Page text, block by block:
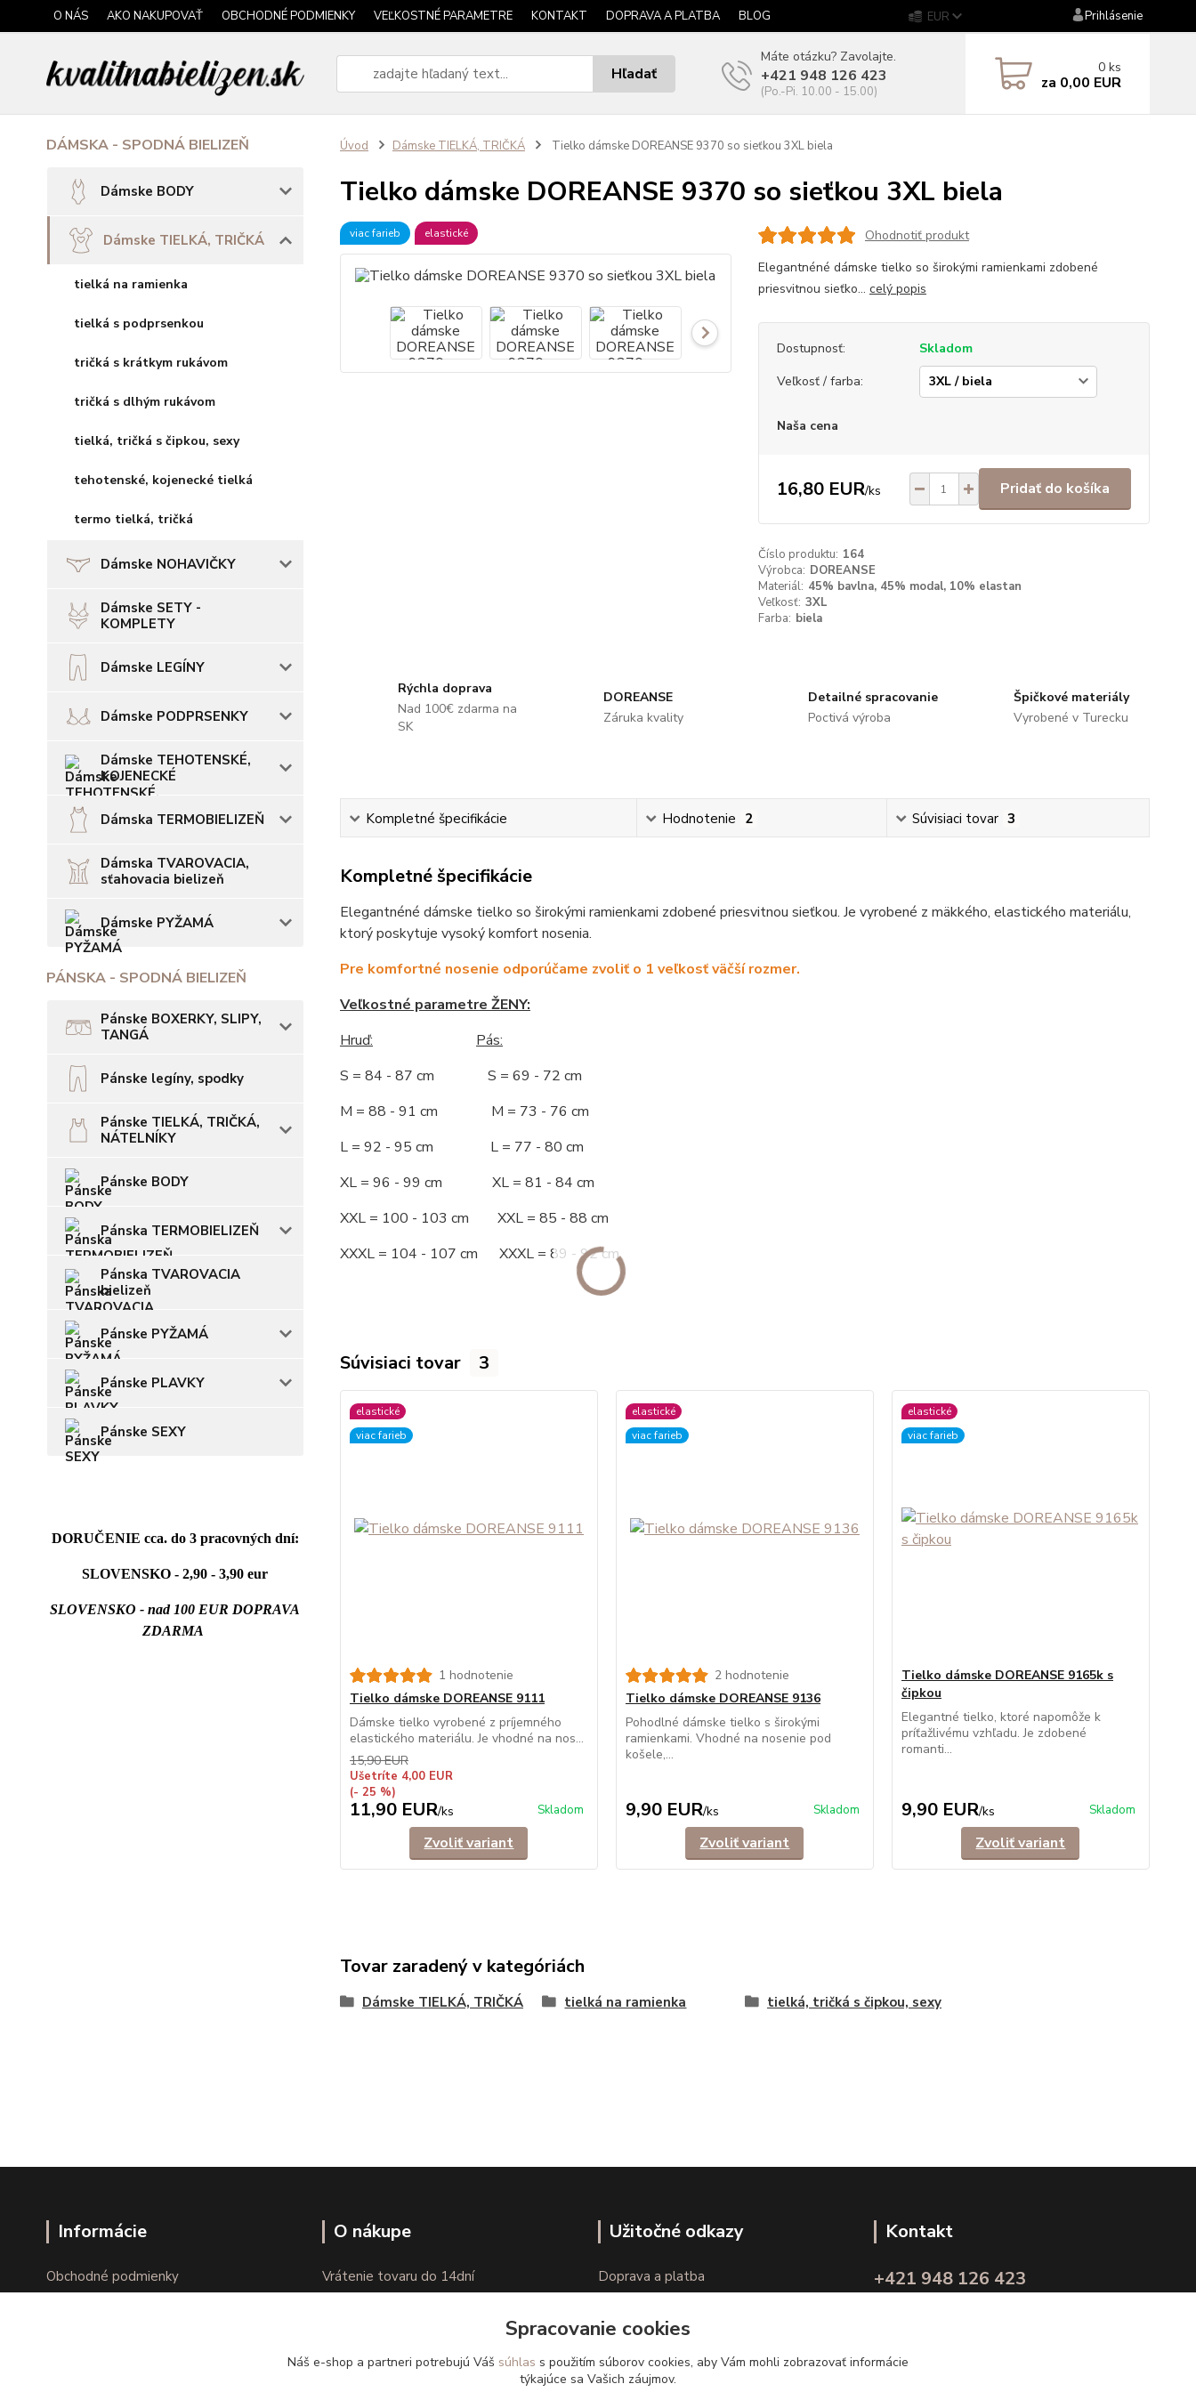
O NÁS AKO NAKUPOVAŤ OBCHODNÉ PODMIENKY VEĽKOSTNÉ PARAMETRE KONTAKT DOPRAVA A PLATBA BLOG EUR Prihlásenie
Hľadať
Máte otázku? Zavolajte.
+421 948 126 423
(Po.-Pi. 10.00 - 15.00)
0 ks
za 0,00 EUR
DÁMSKA - SPODNÁ BIELIZEŇ
Dámske BODY
Dámske TIELKÁ, TRIČKÁ
tielká na ramienka
tielká s podprsenkou
tričká s krátkym rukávom
tričká s dlhým rukávom
tielká, tričká s čipkou, sexy
tehotenské, kojenecké tielká
termo tielká, tričká
Dámske NOHAVIČKY
Dámske SETY -
KOMPLETY
Dámske LEGÍNY
Dámske PODPRSENKY
Dámske TEHOTENSKÉ,
KOJENECKÉ
Dámska TERMOBIELIZEŇ
Dámska TVAROVACIA,
sťahovacia bielizeň
Dámske PYŽAMÁ
PÁNSKA - SPODNÁ BIELIZEŇ
Pánske BOXERKY, SLIPY,
TANGÁ
Pánske legíny, spodky
Pánske TIELKÁ, TRIČKÁ,
NÁTELNÍKY
Pánske BODY
Pánska TERMOBIELIZEŇ
Pánska TVAROVACIA
bielizeň
Pánske PYŽAMÁ
Pánske PLAVKY
Pánske SEXY
DORUČENIE cca. do 3 pracovných dní:
SLOVENSKO - 2,90 - 3,90 eur
SLOVENSKO - nad 100 EUR DOPRAVA
ZDARMA
Úvod Dámske TIELKÁ, TRIČKÁ Tielko dámske DOREANSE 9370 so sieťkou 3XL biela
Tielko dámske DOREANSE 9370 so sieťkou 3XL biela
viac farieb elastické
Ohodnotiť produkt
Elegantnéné dámske tielko so širokými ramienkami zdobené
priesvitnou sieťko... celý popis
Dostupnosť:
Skladom
Veľkosť / farba:
Naša cena
16,80 EUR/ks Pridať do košíka
Číslo produktu: 164
Výrobca: DOREANSE
Materiál: 45% bavlna, 45% modal, 10% elastan
Veľkosť: 3XL
Farba: biela
Rýchla doprava
Nad 100€ zdarma na
SK
DOREANSE
Záruka kvality
Detailné spracovanie
Poctivá výroba
Špičkové materiály
Vyrobené v Turecku
Kompletné špecifikácie Hodnotenie 2 Súvisiaci tovar 3
Kompletné špecifikácie
Elegantnéné dámske tielko so širokými ramienkami zdobené priesvitnou sieťkou. Je vyrobené z mäkkého, elastického materiálu,
ktorý poskytuje vysoký komfort nosenia.
Pre komfortné nosenie odporúčame zvoliť o 1 veľkosť väčší rozmer.
Veľkostné parametre ŽENY:
Hruď:
Pás:
S = 84 - 87 cm S = 69 - 72 cm
M = 88 - 91 cm M = 73 - 76 cm
L = 92 - 95 cm L = 77 - 80 cm
XL = 96 - 99 cm XL = 81 - 84 cm
XXL = 100 - 103 cm XXL = 85 - 88 cm
XXXL = 104 - 107 cm XXXL = 89 - 92 cm
Súvisiaci tovar 3
elastické
viac farieb
1 hodnotenie
Tielko dámske DOREANSE 9111
Dámske tielko vyrobené z príjemného
elastického materiálu. Je vhodné na nos...
15,90 EUR
Ušetríte 4,00 EUR
(- 25 %)
11,90 EUR/ks Skladom
Zvoliť variant
elastické
viac farieb
2 hodnotenie
Tielko dámske DOREANSE 9136
Pohodlné dámske tielko s širokými
ramienkami. Vhodné na nosenie pod
košele,...
9,90 EUR/ks Skladom
Zvoliť variant
elastické
viac farieb
Tielko dámske DOREANSE 9165k s
čipkou
Elegantné tielko, ktoré napomôže k
príťažlivému vzhľadu. Je zdobené
romanti...
9,90 EUR/ks Skladom
Zvoliť variant
Tovar zaradený v kategóriách
Dámske TIELKÁ, TRIČKÁ tielká na ramienka tielká, tričká s čipkou, sexy
Informácie
Obchodné podmienky
O nákupe
Vrátenie tovaru do 14dní
Užitočné odkazy
Doprava a platba
Kontakt
+421 948 126 423
Spracovanie cookies
Náš e-shop a partneri potrebujú Váš súhlas s použitím súborov cookies, aby Vám mohli zobrazovať informácie
týkajúce sa Vašich záujmov.